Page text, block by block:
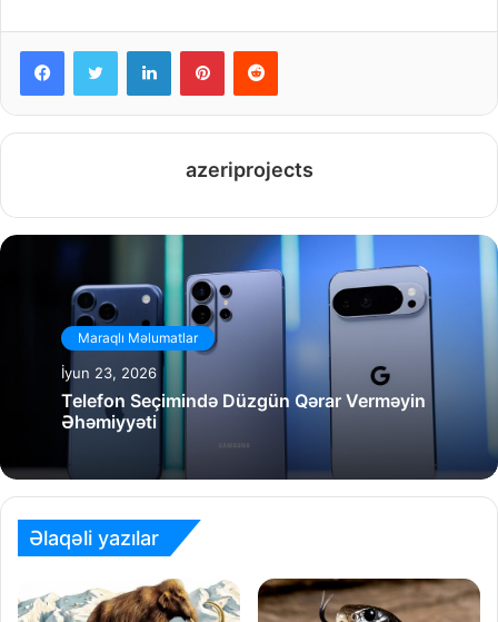
FacebookTwitter LinkedInPinterestReddit
azeriprojects
Maraqlı Məlumatlar
İyun 23, 2026
Telefon Seçimində Düzgün Qərar Verməyin
Əhəmiyyəti
Əlaqəli yazılar